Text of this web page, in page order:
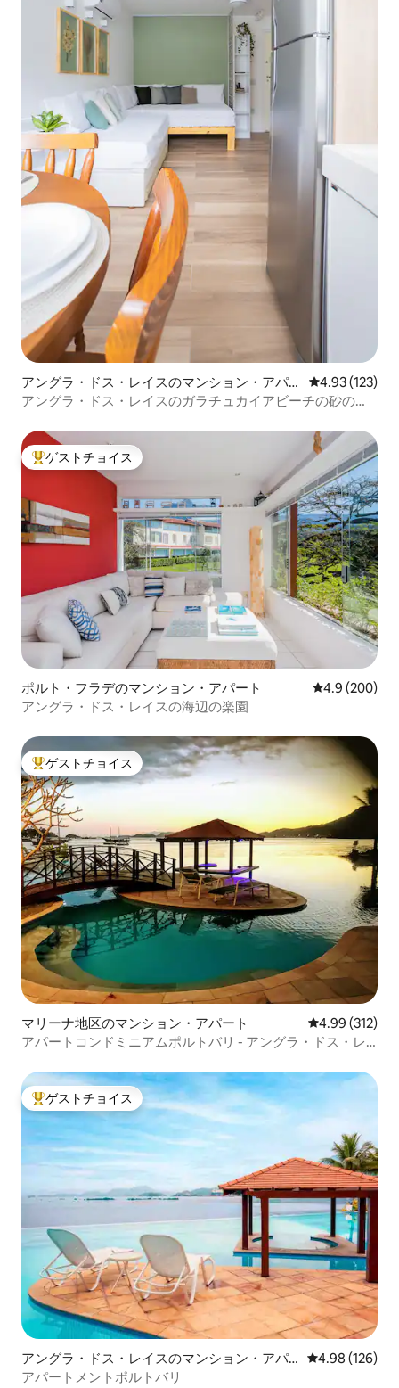
アングラ・ドス・レイスのマンション・アパー
ト
レビュー123
4.93 (123)
アングラ・ドス・レイスのガラチュカイアビーチの砂の上
大好評のゲストチョイスです。
ゲストチョイス
ポルト・フラデのマンション・アパート レビュー200
4.9 (200)
アングラ・ドス・レイスの海辺の楽園
大好評のゲストチョイスです。
ゲストチョイス
マリーナ地区のマンション・アパート レビュー312
4.99 (312)
アパートコンドミニアムポルトバリ - アングラ・ドス・レ
大好評のゲストチョイスです。
ゲストチョイス
アングラ・ドス・レイスのマンション・アパ
ート
レビュー126
4.98 (126)
アパートメントポルトバリ